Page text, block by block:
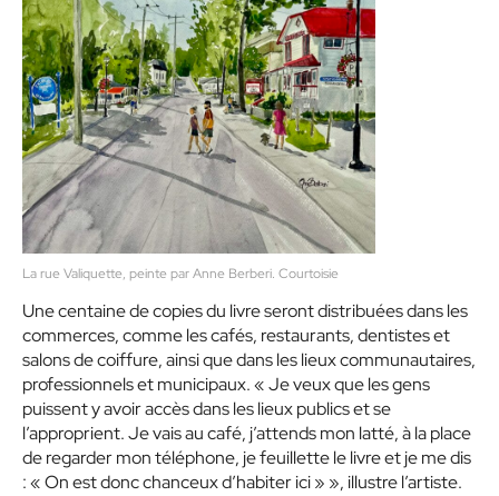
La rue Valiquette, peinte par Anne Berberi. Courtoisie
Une centaine de copies du livre seront distribuées dans les
commerces, comme les cafés, restaurants, dentistes et
salons de coiffure, ainsi que dans les lieux communautaires,
professionnels et municipaux. « Je veux que les gens
puissent y avoir accès dans les lieux publics et se
l’approprient. Je vais au café, j’attends mon latté, à la place
de regarder mon téléphone, je feuillette le livre et je me dis
: « On est donc chanceux d’habiter ici » », illustre l’artiste.